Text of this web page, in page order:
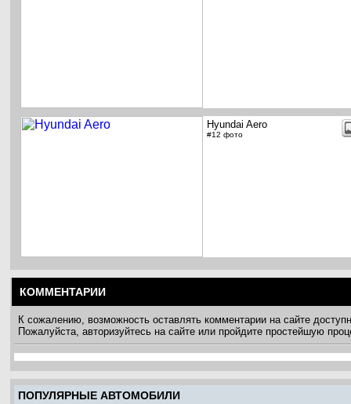
Hyundai Aero
#12 фото
КОММЕНТАРИИ
К сожалению, возможность оставлять комментарии на сайте
Пожалуйста, авторизуйтесь на сайте или пройдите простейшую
ПОПУЛЯРНЫЕ АВТОМОБИЛИ